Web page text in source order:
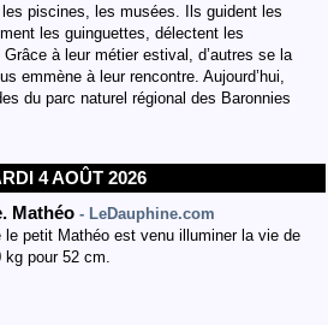
les piscines, les musées. Ils guident les
les guinguettes, délectent les
à leur métier estival, d’autres se la
emmène à leur rencontre. Aujourd’hui,
du parc naturel régional des Baronnies
4 AOÛT 2026
Mathéo - LeDauphine.com
le petit Mathéo est venu illuminer la vie de
pour 52 cm.